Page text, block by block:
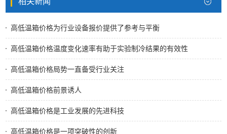
高低温箱价格为行业设备报价提供了参考与平衡
高低温箱价格温度变化速率有助于实验制冷结果的有效性
高低温箱价格局势一直备受行业关注
高低温箱价格前景诱人
高低温箱价格是工业发展的先进科技
高低温箱价格是一项突破性的创新